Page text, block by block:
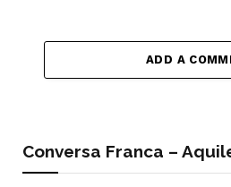
ADD A
Conversa Franca –